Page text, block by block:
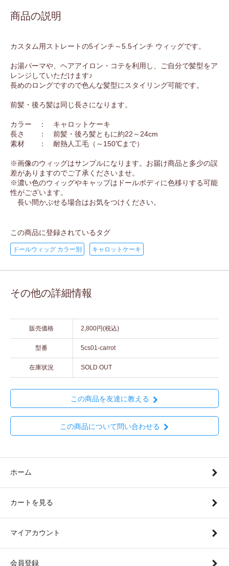
商品の説明
カスタム用ストレートの5インチ～5.5インチ ウィッグです。
お湯パーマや、ヘアアイロン・コテを利用し、ご自分で髪型をア
レンジしていただけます♪
長めのロングですので色んな髪型にスタイリング可能です。
前髪・後ろ髪は同じ長さになります。
カラー ： キャロットケーキ
長さ ： 前髪・後ろ髪ともに約22～24cm
素材 ： 耐熱人工毛（～150℃まで）
※画像のウィッグはサンプルになります。お届け商品と多少の誤
差がありますのでご了承くださいませ。
※濃い色のウィッグやキャップはドールボディに色移りする可能
性がございます。
長い間かぶせる場合はお気をつけください。
この商品に登録されているタグ
ドールウィッグ カラー別 キャロットケーキ
その他の詳細情報
販売価格 2,800円(税込)
型番 5cs01-carrot
在庫状況 SOLD OUT
この商品を友達に教える
この商品について問い合わせる
ホーム
カートを見る
マイアカウント
会員登録